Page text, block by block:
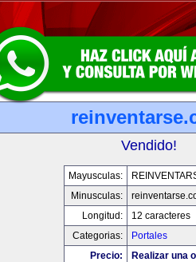
Vendido!
Mayusculas:
Minusculas:
Longitud:
12 caracteres
Categorias:
Portales
Precio:
Realizar una